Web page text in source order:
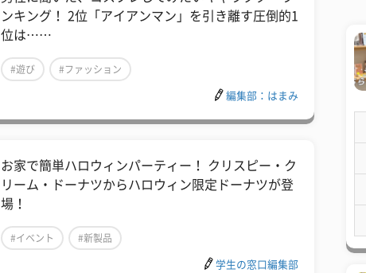
ンキング！ 2位「アイアンマン」を引き離す圧倒的1
位は……
#遊び #ファッション
編集部：はまみ
お家で簡単ハロウィンパーティー！ クリスピー・ク
リーム・ドーナツからハロウィン限定ドーナツが登
場！
#イベント #新製品
学生の窓口編集部